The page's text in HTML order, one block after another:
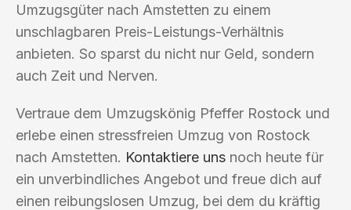
Umzugsgüter nach Amstetten zu einem
unschlagbaren Preis-Leistungs-Verhältnis
anbieten. So sparst du nicht nur Geld, sondern
auch Zeit und Nerven.
Vertraue dem Umzugskönig Pfeffer Rostock und
erlebe einen stressfreien Umzug von Rostock
nach Amstetten. Kontaktiere uns noch heute für
ein unverbindliches Angebot und freue dich auf
einen reibungslosen Umzug, bei dem du kräftig